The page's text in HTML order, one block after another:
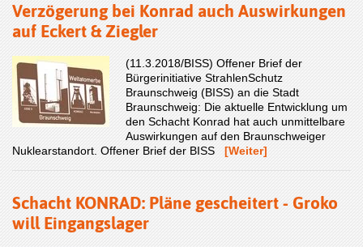
Verzögerung bei Konrad auch Auswirkungen
auf Eckert & Ziegler
(11.3.2018/BISS) Offener Brief der
Bürgerinitiative StrahlenSchutz
Braunschweig (BISS) an die Stadt
Braunschweig: Die aktuelle Entwicklung um
den Schacht Konrad hat auch unmittelbare
Auswirkungen auf den Braunschweiger
Nuklearstandort. Offener Brief der BISS [Weiter]
Schacht KONRAD: Pläne gescheitert - Groko
will Eingangslager